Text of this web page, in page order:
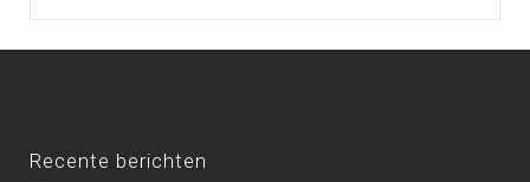
Recente berichten